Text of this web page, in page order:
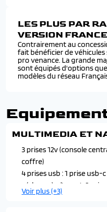
LES PLUS PAR
VERSION FRANCE
Contrairement au
fait bénéficier de
pro venance. La grande
sont équipés d'options
modèles du réseau
MULTIMEDIA ET
3 prises 12v (console
coffre)
4 prises usb : 1 prise usb-
c (charge) a l'avant, 2
6 haut-parleurs (2
Voir plus (+3)